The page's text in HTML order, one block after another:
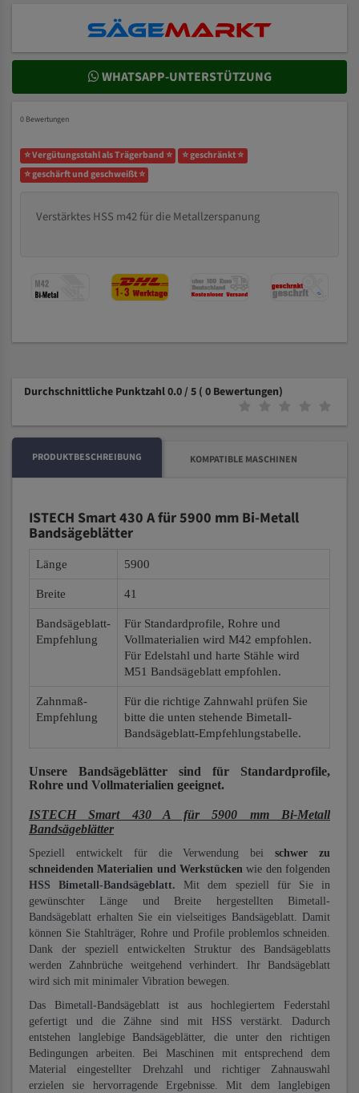
WHATSAPP-UNTERSTÜTZUNG
0 Bewertungen
⭐ Vergütungsstahl als Trägerband ⭐
⭐ geschränkt ⭐
⭐ geschärft und geschweißt ⭐
Verstärktes HSS m42 für die Metallzerspanung
Durchschnittliche Punktzahl 0.0 / 5 ( 0 Bewertungen)
PRODUKTBESCHREIBUNG KOMPATIBLE MASCHINEN
ISTECH Smart 430 A für 5900 mm Bi-Metall
Bandsägeblätter
Länge 5900
Breite 41
Bandsägeblatt-
Empfehlung
Für Standardprofile, Rohre und
Vollmaterialien wird M42 empfohlen.
Für Edelstahl und harte Stähle wird
M51 Bandsägeblatt empfohlen.
Zahnmaß-
Empfehlung
Für die richtige Zahnwahl prüfen Sie
bitte die unten stehende Bimetall-
Bandsägeblatt-Empfehlungstabelle.
Unsere Bandsägeblätter sind für Standardprofile,
Rohre und Vollmaterialien geeignet.
ISTECH Smart 430 A für 5900 mm Bi-Metall
Bandsägeblätter
Speziell entwickelt für die Verwendung beischwer zu
schneidenden Materialien und Werkstücken wie den folgenden
HSS Bimetall-Bandsägeblatt. Mit dem speziell für Sie in
gewünschter Länge und Breite hergestellten Bimetall-
Bandsägeblatt erhalten Sie ein vielseitiges Bandsägeblatt. Damit
können Sie Stahlträger, Rohre und Profile problemlos schneiden.
Dank der speziell entwickelten Struktur des Bandsägeblatts
werden Zahnbrüche weitgehend verhindert. Ihr Bandsägeblatt
wird sich mit minimaler Vibration bewegen.
Das Bimetall-Bandsägeblatt ist aus hochlegiertem Federstahl
gefertigt und die Zähne sind mit HSS verstärkt. Dadurch
entstehen langlebige Bandsägeblätter, die unter den richtigen
Bedingungen arbeiten. Bei Maschinen mit entsprechend dem
Material eingestellter Drehzahl und richtiger Zahnauswahl
erzielen sie hervorragende Ergebnisse. Mit dem langlebigen